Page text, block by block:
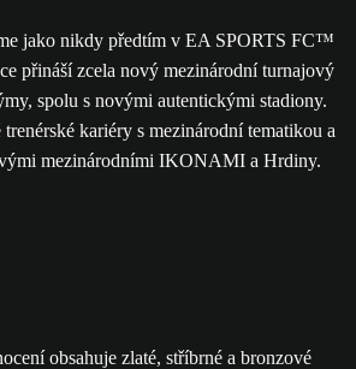
jako nikdy předtím v EA SPORTS FC™
přináší zcela nový mezinárodní turnajový
spolu s novými autentickými stadiony.
kariéry s mezinárodní tematikou a
mezinárodními IKONAMI a Hrdiny.
obsahuje zlaté, stříbrné a bronzové